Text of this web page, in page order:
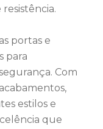
portas e
para
Com
estilos e
que